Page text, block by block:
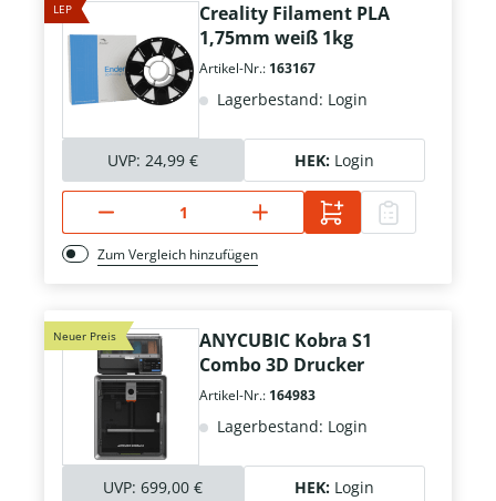
LEP
Creality Filament PLA
1,75mm weiß 1kg
Artikel-Nr.: 163167
Lagerbestand: Login
UVP: 24,99 € HEK: Login
Zum Vergleich hinzufügen
Neuer Preis
ANYCUBIC Kobra S1
Combo 3D Drucker
Artikel-Nr.: 164983
Lagerbestand: Login
UVP: 699,00 € HEK: Login